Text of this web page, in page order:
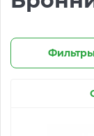
Фильтры